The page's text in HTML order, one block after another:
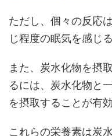
ただし、個々の反応
じ程度の眠気を感じ
また、炭水化物を摂
るには、炭水化物と
を摂取することが有効
これらの栄養素は炭